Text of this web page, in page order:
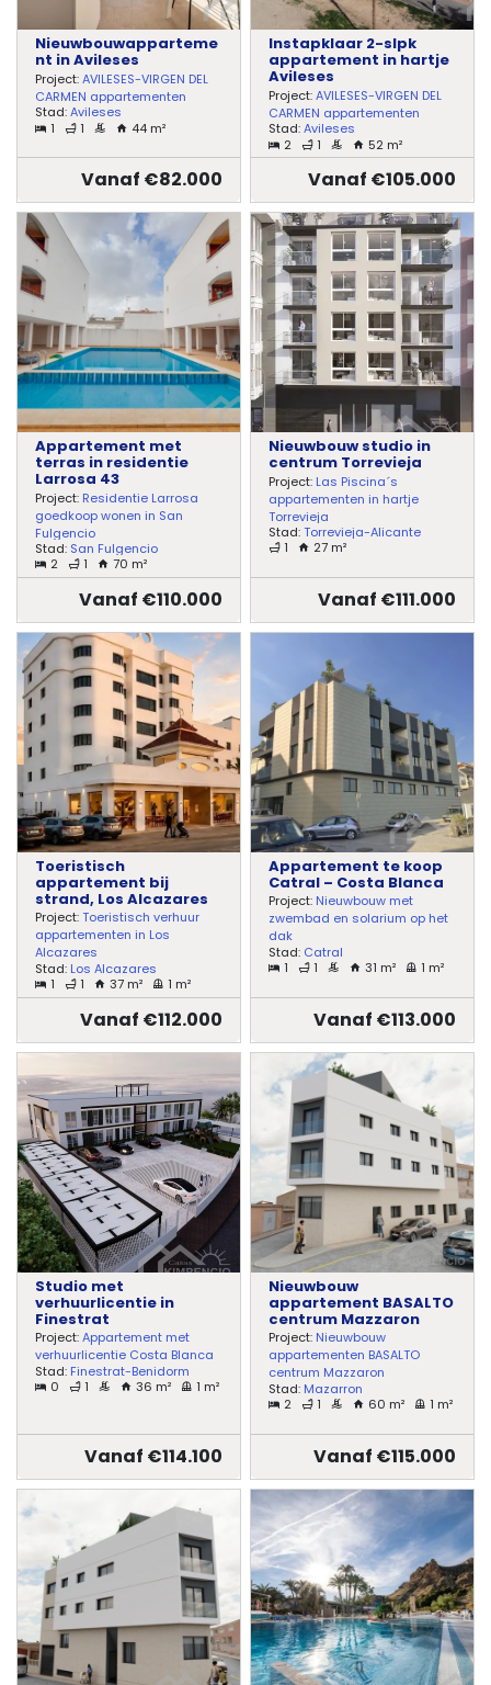
Home
Lopende
Nieuwbouwapparteme
nt in Avileses
Project:AVILESES-VIRGEN DEL
CARMEN appartementen
Stad:Avileses
1
1 44 m²
Vanaf €82.000
Instapklaar 2-slpk
appartement in hartje
Avileses
Project:AVILESES-VIRGEN DEL
CARMEN appartementen
Stad:Avileses
2
1 52 m²
Vanaf €105.000
Appartement met
terras in residentie
Larrosa 43
Project: Residentie Larrosa
goedkoop wonen in San
Fulgencio
Stad: San Fulgencio
2
1 70 m²
Vanaf €110.000
Nieuwbouw studio in
centrum Torrevieja
Project: Las Piscina´s
appartementen in hartje
Torrevieja
Stad:Torrevieja-Alicante
1
27 m²
Vanaf €111.000
Toeristisch
appartement bij
strand, Los Alcazares
Project:Toeristisch verhuur
appartementen in Los
Alcazares
Stad: Los Alcazares
1
1 37 m² 1 m²
Vanaf €112.000
Appartement te koop
Catral – Costa Blanca
Project: Nieuwbouw met
zwembad en solarium op het
dak
Stad: Catral
1
1 31 m² 1 m²
Vanaf €113.000
Studio met
verhuurlicentie in
Finestrat
Project:Appartement met
verhuurlicentie Costa Blanca
Stad: Finestrat-Benidorm
0
1 36 m² 1 m²
Vanaf €114.100
Nieuwbouw
appartement BASALTO
centrum Mazzaron
Project: Nieuwbouw
appartementen BASALTO
centrum Mazzaron
Stad: Mazarron
2
1 60 m² 1 m²
Vanaf €115.000